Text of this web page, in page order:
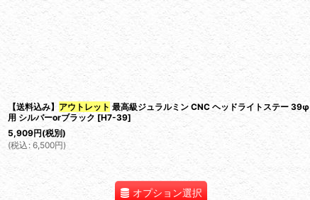
【送料込み】 アウトレット 最高級ジュラルミン CNC ヘッドライトステー 39φ
用 シルバーorブラック [H7-39]
5,909円(税別)
(税込: 6,500円)
オプション選択